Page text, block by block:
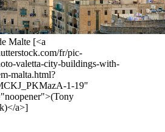
Malte [<a
fr/pic-
valetta-city-buildings-with-
malta.html?
1-19"
a>]